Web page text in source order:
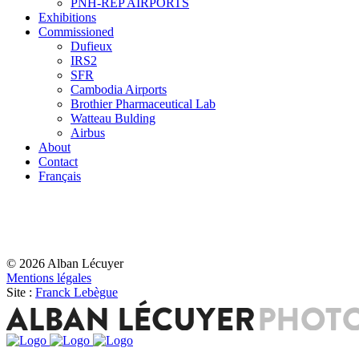
PNH-REP AIRPORTS
Exhibitions
Commissioned
Dufieux
IRS2
SFR
Cambodia Airports
Brothier Pharmaceutical Lab
Watteau Bulding
Airbus
About
Contact
Français
© 2026 Alban Lécuyer
Mentions légales
Site : Franck Lebègue